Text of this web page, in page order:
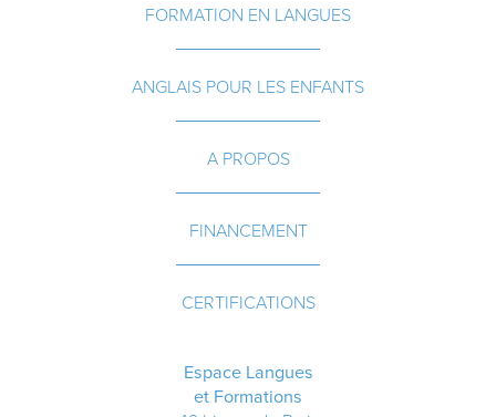
FORMATION EN LANGUES
ANGLAIS POUR LES ENFANTS
A PROPOS
FINANCEMENT
CERTIFICATIONS
Espace Langues
et Formations